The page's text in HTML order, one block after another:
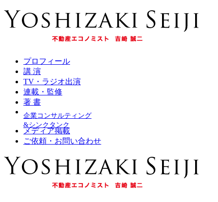
プロフィール
講 演
TV・ラジオ出演
連載・監修
著 書
企業コンサルティング
&シンクタンク
メディア掲載
ご依頼・お問い合わせ